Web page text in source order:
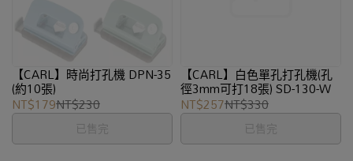
【CARL】時尚打孔機 DPN-35
(約10張)
NT$179NT$230
已售完
【CARL】白色單孔打孔機(孔
徑3mm可打18張) SD-130-W
NT$257NT$330
已售完